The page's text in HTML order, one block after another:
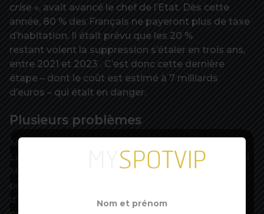
crise », avait avancé le chef de l’Etat. Dès cette
année, 80 % des Français ne payeront plus de taxe
d’habitation. Il était prévu que les 20 %
restant voient la suppression s’étaler en trois ans,
entre 2021 et 2023 . C’est donc cette dernière
étape – dont le coût est estimé à 7 milliards
d’euros – qui était en danger.
Plusieurs problèmes
Mais cette solution présente plusieurs problèmes.
Le premier est d’ordre constitutionnel : Emmanuel
Macron avait promis, durant sa campagne
d’habitation pour les 80 % des Français les plus